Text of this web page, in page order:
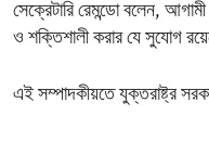
সেক্রেটারি রেমন্ডো বলেন,
ও শক্তিশালী করার যে সুযোগ
এই সম্পাদকীয়তে যুক্তরাষ্ট্র